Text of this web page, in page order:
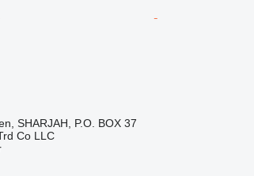
SHARJAH, P.O. BOX 37
Co LLC